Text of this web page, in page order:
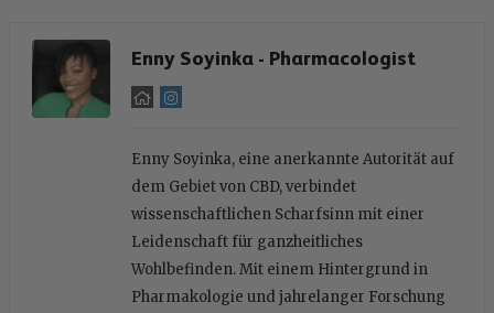
Enny Soyinka - Pharmacologist
Enny Soyinka, eine anerkannte Autorität auf
dem Gebiet von CBD, verbindet
wissenschaftlichen Scharfsinn mit einer
Leidenschaft für ganzheitliches
Wohlbefinden. Mit einem Hintergrund in
Pharmakologie und jahrelanger Forschung